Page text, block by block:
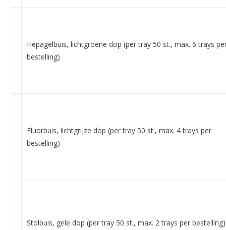
Hepagelbuis, lichtgroene dop (per tray 50 st., max. 6 trays
bestelling)
Fluorbuis, lichtgrijze dop (per tray 50 st., max. 4 trays per
bestelling)
Stolbuis, gele dop (per tray 50 st., max. 2 trays per bestelling)